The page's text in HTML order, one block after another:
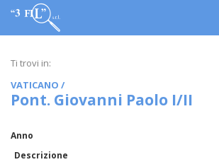
Ti trovi in:
VATICANO /
Pont. Giovanni Paolo I/II
Anno
Descrizione